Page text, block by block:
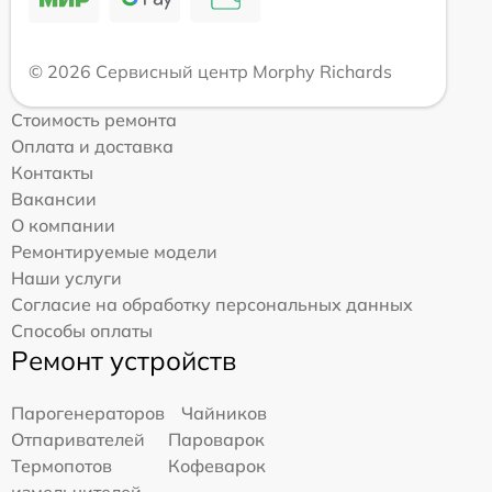
© 2026 Сервисный центр Morphy Richards
Стоимость ремонта
Оплата и доставка
Контакты
Вакансии
О компании
Ремонтируемые модели
Наши услуги
Согласие на обработку персональных данных
Способы оплаты
Ремонт устройств
Парогенераторов
Чайников
Отпаривателей
Пароварок
Термопотов
Кофеварок